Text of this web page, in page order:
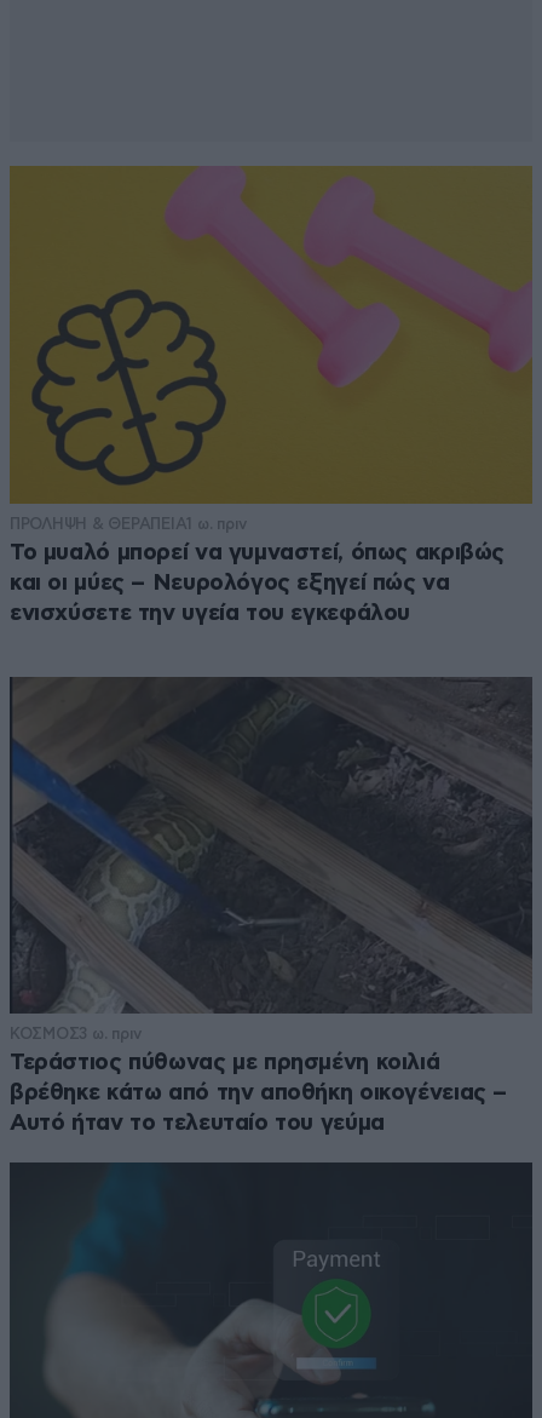
ΠΡΟΛΗΨΗ & ΘΕΡΑΠΕΙΑ1 ω. πριν
Το μυαλό μπορεί να γυμναστεί, όπως ακριβώς
και οι μύες – Νευρολόγος εξηγεί πώς να
ενισχύσετε την υγεία του εγκεφάλου
ΚΟΣΜΟΣ3 ω. πριν
Τεράστιος πύθωνας με πρησμένη κοιλιά
βρέθηκε κάτω από την αποθήκη οικογένειας –
Αυτό ήταν το τελευταίο του γεύμα